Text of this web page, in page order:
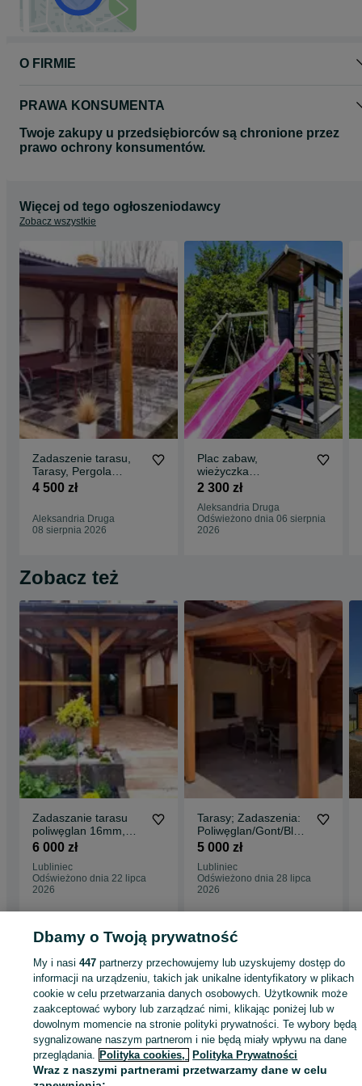
Zapraszamy do zapoznania się na portalu OLX z naszą ofertą
tarasów, pergoli, altan, placów zabaw, domków drewnianych
TEL 88********26
O FIRMIE
PRAWA KONSUMENTA
Twoje zakupy u przedsiębiorców są chronione przez
prawo ochrony konsumentów.
Więcej od tego ogłoszeniodawcy
Zobacz wszystkie
Zadaszenie tarasu,
Tarasy, Pergola
tarasowa, Markiza
Poliwęglan/Gont/Blac
ha/Papa
GRATS!!!
4 500 zł
Aleksandria Druga
08 sierpnia 2026
Plac zabaw,
wieżyczka
zabudowana/domek,
piaskownica,
huśtawka
2 300 zł
Aleksandria Druga
Odświeżono dnia 06 sierpnia
2026
Zobacz też
Zadaszanie tarasu
poliwęglan 16mm,
Poliwęglan lity,
Markizy, Domki
narzędziowe Altany,
Zadaszenia, Płotki,
6 000 zł
Lubliniec
Odświeżono dnia 22 lipca
2026
Tarasy; Zadaszenia:
Poliwęglan/Gont/Blac
ha; Pergole; Altany;
Zabudowa: Lamele/
Żaluzja/Deska;
Elewacje drewniane;
5 000 zł
Lubliniec
Odświeżono dnia 28 lipca
2026
Altany i wiaty - Śląskie Altany i wiaty - Aleksandria Druga
KATEGORIA
ID:869518856 Wyświetlenia:
Dbamy o Twoją prywatność
My i nasi447 partnerzy przechowujemy lub uzyskujemy dostęp do
informacji na urządzeniu, takich jak unikalne identyfikatory w plikach
cookie w celu przetwarzania danych osobowych. Użytkownik może
zaakceptować wybory lub zarządzać nimi, klikając poniżej lub w
dowolnym momencie na stronie polityki prywatności. Te wybory będą
sygnalizowane naszym partnerom i nie będą miały wpływu na dane
przeglądania. Polityka cookies, Polityka Prywatności
Wraz z naszymi partnerami przetwarzamy dane w celu